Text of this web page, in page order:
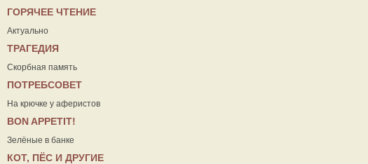
ГОРЯЧЕЕ ЧТЕНИЕ
Актуально
ТРАГЕДИЯ
Скорбная память
ПОТРЕБСОВЕТ
На крючке у аферистов
ВON APPETIT!
Зелёные в банке
КОТ, ПЁС И ДРУГИЕ